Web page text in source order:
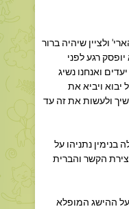
ולציין שיהיה ברור
ואנחנו נשיג
יבוא ויביא את
ולעשות את זה עד
נתניהו על
ההישג המופלא